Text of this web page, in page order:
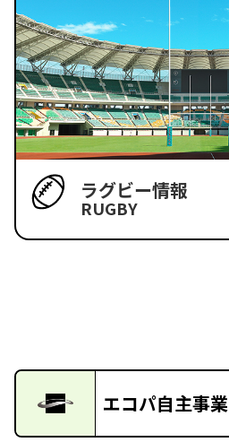
ラグビー情報
RUGBY
エコパ自主事業